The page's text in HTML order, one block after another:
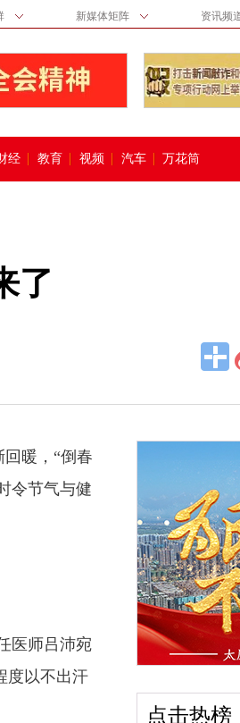
新媒体矩阵 资讯频
经 教育 视频 汽车 万花筒
了
暖，“倒春
令节气与健
医师吕沛宛
度以不出汗
点击热榜